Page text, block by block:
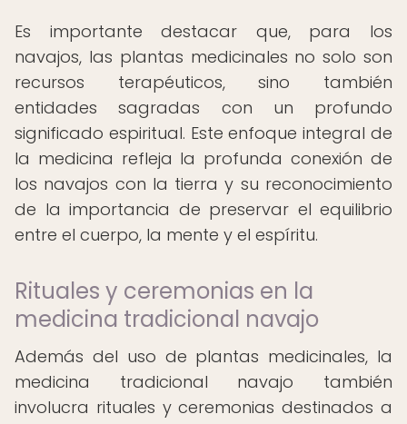
Es importante destacar que, para los
navajos, las plantas medicinales no solo son
recursos terapéuticos, sino también
entidades sagradas con un profundo
significado espiritual. Este enfoque integral de
la medicina refleja la profunda conexión de
los navajos con la tierra y su reconocimiento
de la importancia de preservar el equilibrio
entre el cuerpo, la mente y el espíritu.
Rituales y ceremonias en la
medicina tradicional navajo
Además del uso de plantas medicinales, la
medicina tradicional navajo también
involucra rituales y ceremonias destinados a